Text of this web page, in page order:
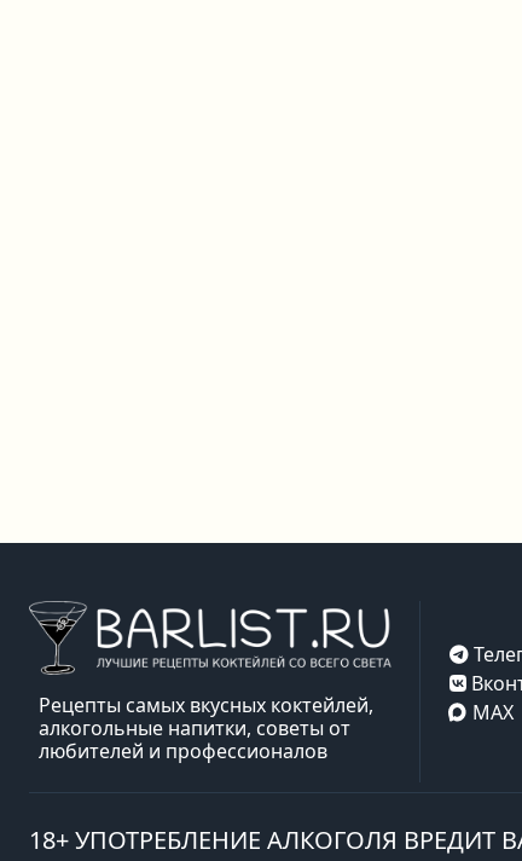
Рецепты самых вкусных коктейлей,
алкогольные напитки, советы от
любителей и профессионалов
MAX
18+ УПОТРЕБЛЕНИЕ АЛКОГОЛЯ ВРЕДИТ